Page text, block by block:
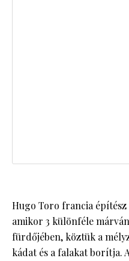
Hugo Toro francia
amikor 3 különféle
fürdőjében, köztük a
kádat és a falakat borítja.